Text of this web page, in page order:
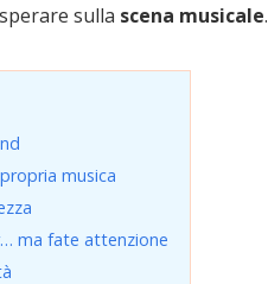
sulla scena musicale.
musica
ma fate attenzione